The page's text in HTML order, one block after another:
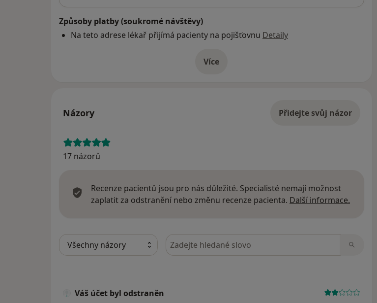
Způsoby platby (soukromé návštěvy)
Na teto adrese lékař přijímá pacienty na pojišťovnu Detaily
Víceo adrese
Názory Přidejte svůj názor
17 názorů
Recenze pacientů jsou pro nás důležité. Specialisté nemají možnost
zaplatit za odstranění nebo změnu recenze pacienta. Další informace.
Hledejte v názorech
Váš účet byl odstraněn